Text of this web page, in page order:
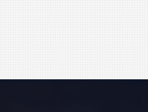
越しに写真をパシャリ！！ 毎日たくさん
、起工式を控えた現場もあります！ 寒さに
の辺で！